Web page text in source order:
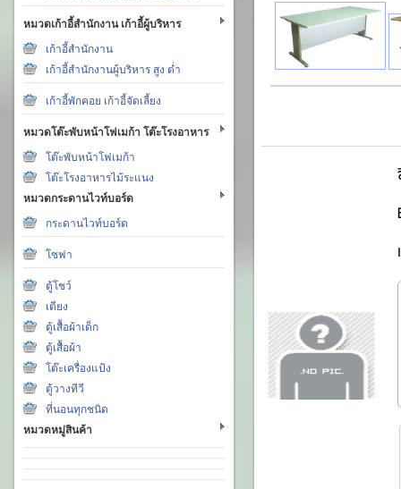
หมวดเก้าอี้สำนักงาน เก้าอี้ผู้บริหาร
เก้าอี้สำนักงาน
เก้าอี้สำนักงานผู้บริหาร สูง ต่ำ
เก้าอี้พักคอย เก้าอี้จัดเลี้ยง
หมวดโต๊ะพับหน้าโฟเมก้า โต๊ะโรงอาหาร
โต๊ะพับหน้าโฟเมก้า
โต๊ะโรงอาหารไม้ระแนง
หมวดกระดานไวท์บอร์ด
กระดานไวท์บอร์ด
โซฟา
ตู้โชว์
เตียง
ตู้เสื้อผ้าเด็ก
ตู้เสื้อผ้า
โต๊ะเครื่องแป้ง
ตู้วางทีวี
ที่นอนทุกชนิด
หมวดหมู่สินค้า